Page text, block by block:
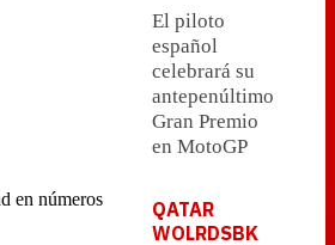
El piloto
español
celebrará su
antepenúltimo
Gran Premio
en MotoGP
QATAR
WOLRDSBK